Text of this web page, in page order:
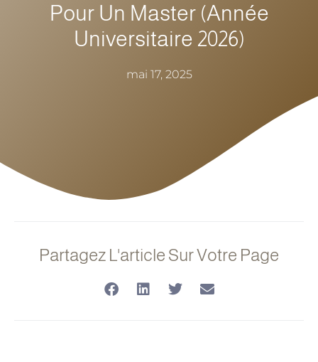
Pour Un Master (année
Universitaire 2026)
mai 17, 2025
Partagez L'article Sur Votre Page